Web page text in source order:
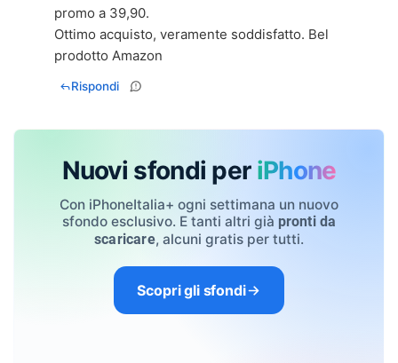
promo a 39,90.
Ottimo acquisto, veramente soddisfatto. Bel
prodotto Amazon
Rispondi
Nuovi sfondi per iPhone
Con iPhoneItalia+ ogni settimana un nuovo
sfondo esclusivo. E tanti altri già pronti da
scaricare, alcuni gratis per tutti.
Scopri gli sfondi